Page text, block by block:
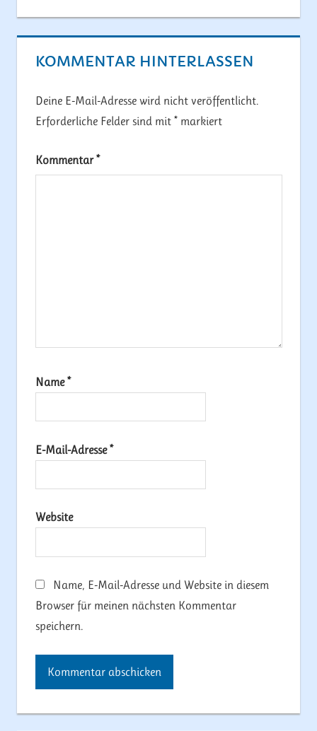
KOMMENTAR HINTERLASSEN
Deine E-Mail-Adresse wird nicht veröffentlicht.
Erforderliche Felder sind mit *markiert
Kommentar*
Name*
E-Mail-Adresse*
Website
Name, E-Mail-Adresse und Website in diesem
Browser für meinen nächsten Kommentar
speichern.